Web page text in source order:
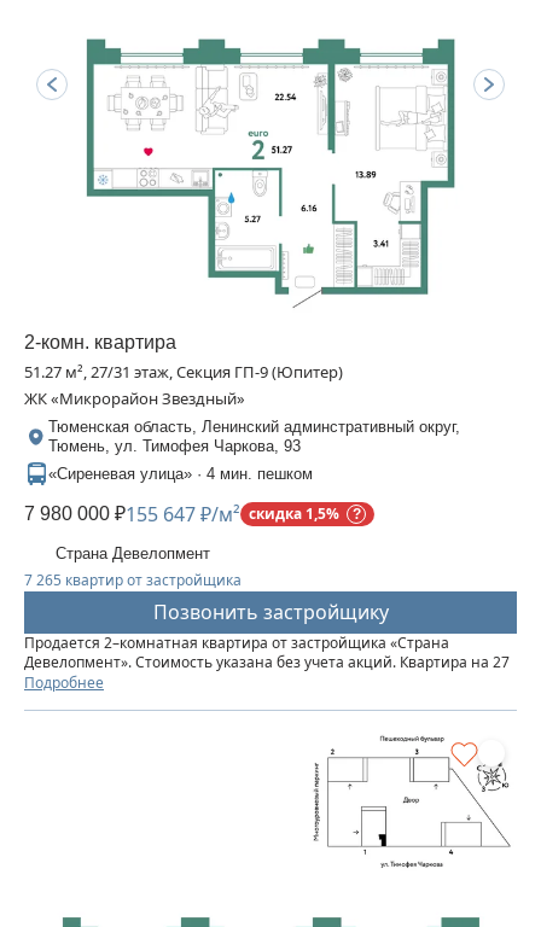
2-комн. квартира
51.27 м², 27/31 этаж, Секция ГП-9 (Юпитер)
ЖК «Микрорайон Звездный»
Тюменская область, Ленинский админстративный округ,
Тюмень, ул. Тимофея Чаркова, 93
«Сиреневая улица» · 4 мин. пешком
7 980 000 ₽155 647 ₽/м² скидка 1,5%
Страна Девелопмент
7 265 квартир от застройщика
Позвонить застройщику
Продается 2–комнатная квартира от застройщика «Страна
Девелопмент». Стоимость указана без учета акций. Квартира на 27
этаже, площадь квартиры 51,27 кв. м. Сдача — в 3 квартале 2025
Подробнее